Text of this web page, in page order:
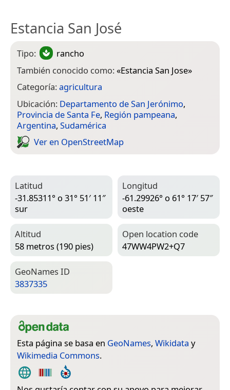
Estancia San José
Tipo:
rancho
También conocido como:«Estancia San Jose»
Categoría:agricultura
Ubicación: Departamento de San Jerónimo,
Provincia de Santa Fe, Región pampeana,
Argentina, Sudamérica
Ver en Open­Street­Map
Latitud
-31.85311° o 31° 51′ 11″
sur
Longitud
-61.29926° o 61° 17′ 57″
oeste
Altitud
58 metros (190 pies)
Open location code
47WW4PW2+Q7
Geo­Names ID
3837335
Esta página se basa en GeoNames, Wikidata y
Wikimedia Commons.